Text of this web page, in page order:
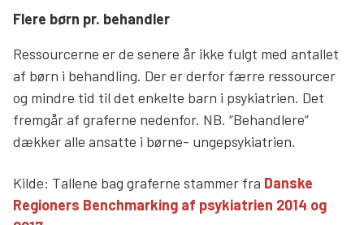
Flere børn pr. behandler
Ressourcerne er de senere år ikke fulgt med antallet
af børn i behandling. Der er derfor færre ressourcer
og mindre tid til det enkelte barn i psykiatrien. Det
fremgår af graferne nedenfor. NB. “Behandlere”
dækker alle ansatte i børne- ungepsykiatrien.
Kilde: Tallene bag graferne stammer fra Danske
Regioners Benchmarking af psykiatrien 2014 og